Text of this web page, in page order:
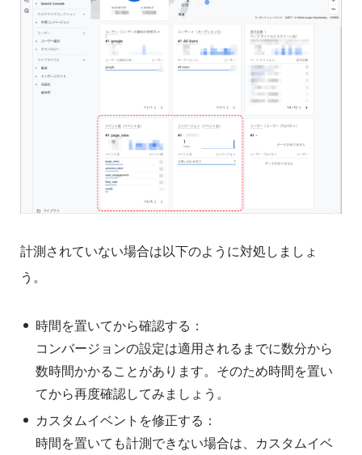
計測されていない場合は以下のように対処しましょ
う。
時間を置いてから確認する：
コンバージョンの設定は適用されるまでに数分から
数時間かかることがあります。そのため時間を置い
てから再度確認してみましょう。
カスタムイベントを修正する：
時間を置いても計測できない場合は、カスタムイベ